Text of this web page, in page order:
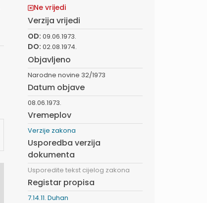
Ne vrijedi
Verzija vrijedi
OD: 09.06.1973.
DO: 02.08.1974.
Objavljeno
Narodne novine 32/1973
Datum objave
08.06.1973.
Vremeplov
Verzije zakona
Usporedba verzija
dokumenta
Usporedite tekst cijelog zakona
Registar propisa
7.14.11. Duhan